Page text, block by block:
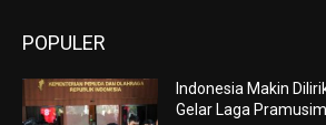
POPULER
Indonesia Makin
Gelar Laga Pramusim